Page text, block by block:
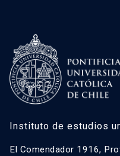
Instituto de estudios
El Comendador 1916,